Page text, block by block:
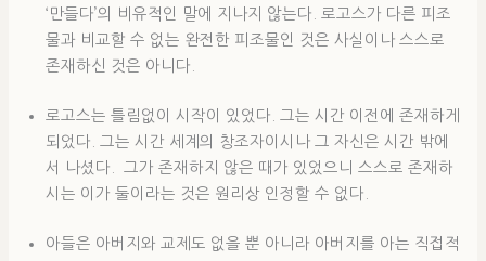
‘만들다’의 비유적인 말에 지나지 않는다. 로고스가 다른 피조
물과 비교할 수 없는 완전한 피조물인 것은 사실이나 스스로
존재하신 것은 아니다.
로고스는 틀림없이 시작이 있었다. 그는 시간 이전에 존재하게
되었다. 그는 시간 세계의 창조자이시나 그 자신은 시간 밖에
서 나셨다. 그가 존재하지 않은 때가 있었으니 스스로 존재하
시는 이가 둘이라는 것은 원리상 인정할 수 없다.
아들은 아버지와 교제도 없을 뿐 아니라 아버지를 아는 직접적